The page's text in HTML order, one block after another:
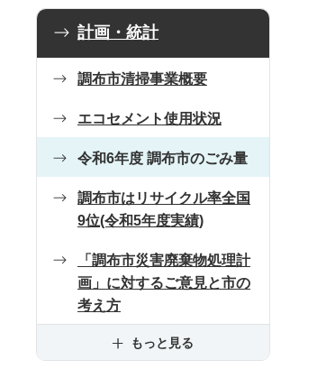
計画・統計
調布市清掃事業概要
エコセメント使用状況
令和6年度 調布市のごみ量
調布市はリサイクル率全国
9位(令和5年度実績)
「調布市災害廃棄物処理計
画」に対するご意見と市の
考え方
もっと見る